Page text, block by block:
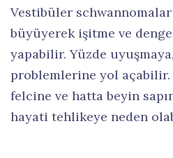
Vestibüler
büyüyerek işitme ve
yapabilir. Yüzde
problemlerine yol açabilir.
felcine ve hatta beyin
hayati tehlikeye neden